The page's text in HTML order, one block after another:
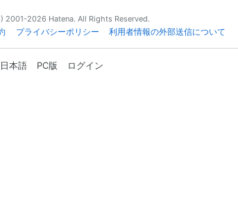
2001-2026 Hatena. All Rights Reserved.
プライバシーポリシー 利用者情報の外部送信について
日本語 PC版 ログイン